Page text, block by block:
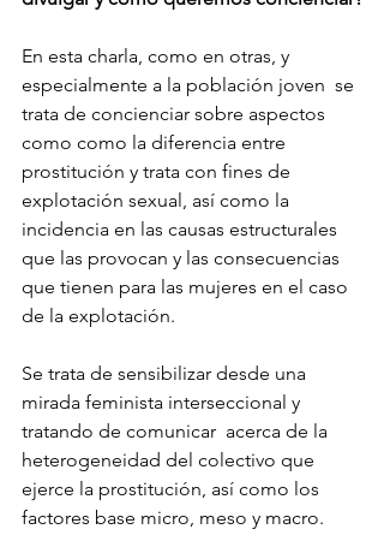
En esta charla, como en otras, y
especialmente a la población joven  se
trata de concienciar sobre aspectos
como como la diferencia entre
prostitución y trata con fines de
explotación sexual, así como la
incidencia en las causas estructurales
que las provocan y las consecuencias
que tienen para las mujeres en el caso
de la explotación.
Se trata de sensibilizar desde una
mirada feminista interseccional y
tratando de comunicar  acerca de la
heterogeneidad del colectivo que
ejerce la prostitución, así como los
factores base micro, meso y macro.